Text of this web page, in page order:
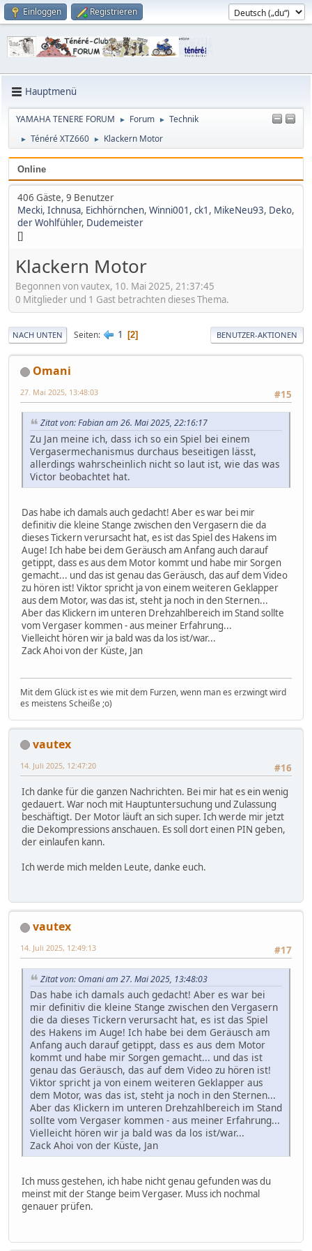
Einloggen Registrieren
Hauptmenü
YAMAHA TENERE FORUM ► Forum ► Technik
► Ténéré XTZ660 ► Klackern Motor
Online
406 Gäste, 9 Benutzer
Mecki, Ichnusa, Eichhörnchen, Winni001 , ck1 , MikeNeu93, Deko,
der Wohlfühler, Dudemeister
[]
Klackern Motor
Begonnen von vautex, 10. Mai 2025, 21:37:45
0 Mitglieder und 1 Gast betrachten dieses Thema.
NACH UNTEN Seiten 1 2 BENUTZER-AKTIONEN
Omani
#15
27. Mai 2025, 13:48:03
Zitat von: Fabian am 26. Mai 2025, 22:16:17
Zu Jan meine ich, dass ich so ein Spiel bei einem
Vergasermechanismus durchaus beseitigen lässt,
allerdings wahrscheinlich nicht so laut ist, wie das was
Victor beobachtet hat.
Das habe ich damals auch gedacht! Aber es war bei mir
definitiv die kleine Stange zwischen den Vergasern die da
dieses Tickern verursacht hat, es ist das Spiel des Hakens im
Auge! Ich habe bei dem Geräusch am Anfang auch darauf
getippt, dass es aus dem Motor kommt und habe mir Sorgen
gemacht... und das ist genau das Geräusch, das auf dem Video
zu hören ist! Viktor spricht ja von einem weiteren Geklapper
aus dem Motor, was das ist, steht ja noch in den Sternen...
Aber das Klickern im unteren Drehzahlbereich im Stand sollte
vom Vergaser kommen - aus meiner Erfahrung...
Vielleicht hören wir ja bald was da los ist/war...
Zack Ahoi von der Küste, Jan
Mit dem Glück ist es wie mit dem Furzen, wenn man es erzwingt wird
es meistens Scheiße ;o)
vautex
#16
14. Juli 2025, 12:47:20
Ich danke für die ganzen Nachrichten. Bei mir hat es ein wenig
gedauert. War noch mit Hauptuntersuchung und Zulassung
beschäftigt. Der Motor läuft an sich super. Ich werde mir jetzt
die Dekompressions anschauen. Es soll dort einen PIN geben,
der einlaufen kann.
Ich werde mich melden Leute, danke euch.
vautex
#17
14. Juli 2025, 12:49:13
Zitat von: Omani am 27. Mai 2025, 13:48:03
Das habe ich damals auch gedacht! Aber es war bei
mir definitiv die kleine Stange zwischen den Vergasern
die da dieses Tickern verursacht hat, es ist das Spiel
des Hakens im Auge! Ich habe bei dem Geräusch am
Anfang auch darauf getippt, dass es aus dem Motor
kommt und habe mir Sorgen gemacht... und das ist
genau das Geräusch, das auf dem Video zu hören ist!
Viktor spricht ja von einem weiteren Geklapper aus
dem Motor, was das ist, steht ja noch in den Sternen...
Aber das Klickern im unteren Drehzahlbereich im Stand
sollte vom Vergaser kommen - aus meiner Erfahrung...
Vielleicht hören wir ja bald was da los ist/war...
Zack Ahoi von der Küste, Jan
Ich muss gestehen, ich habe nicht genau gefunden was du
meinst mit der Stange beim Vergaser. Muss ich nochmal
genauer prüfen.